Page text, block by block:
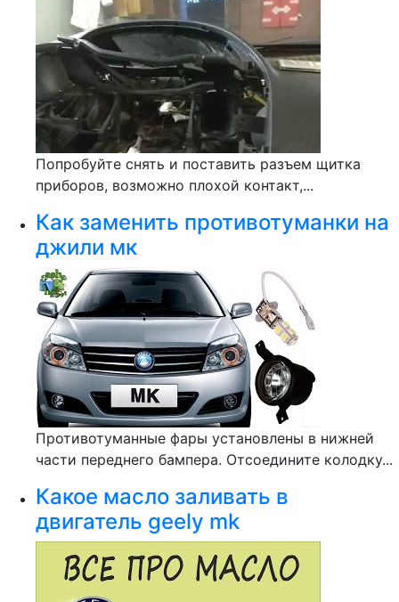
Попробуйте снять и поставить разъем щитка
приборов, возможно плохой контакт,...
Как заменить противотуманки на
джили мк
Противотуманные фары установлены в нижней
части переднего бампера. Отсоедините колодку...
Какое масло заливать в
двигатель geely mk